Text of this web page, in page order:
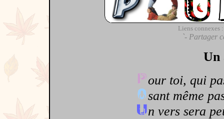
Liens connexes :
`- Partager
Un
our toi, qui
sant même
n vers sera